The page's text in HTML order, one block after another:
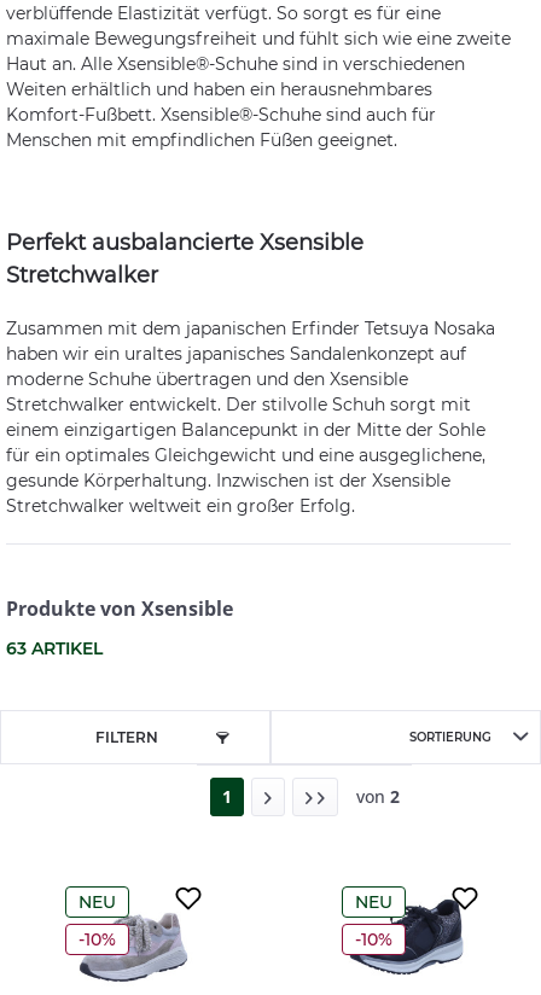
verblüffende Elastizität verfügt. So sorgt es für eine
maximale Bewegungsfreiheit und fühlt sich wie eine zweite
Haut an. Alle Xsensible®-Schuhe sind in verschiedenen
Weiten erhältlich und haben ein herausnehmbares
Komfort-Fußbett. Xsensible®-Schuhe sind auch für
Menschen mit empfindlichen Füßen geeignet.
Perfekt ausbalancierte Xsensible
Stretchwalker
Zusammen mit dem japanischen Erfinder Tetsuya Nosaka
haben wir ein uraltes japanisches Sandalenkonzept auf
moderne Schuhe übertragen und den Xsensible
Stretchwalker entwickelt. Der stilvolle Schuh sorgt mit
einem einzigartigen Balancepunkt in der Mitte der Sohle
für ein optimales Gleichgewicht und eine ausgeglichene,
gesunde Körperhaltung. Inzwischen ist der Xsensible
Stretchwalker weltweit ein großer Erfolg.
Produkte von Xsensible
63 ARTIKEL
FILTERN
1 von 2
NEU
-10%
NEU
-10%